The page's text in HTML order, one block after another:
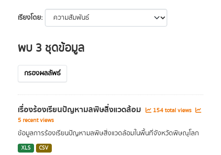
เรียงโดย
พบ 3 ชุดข้อมูล
กรองผลลัพธ์
เรื่องร้องเรียนปัญหามลพิษสิ่งแวดล้อม
154 total views
5 recent views
ข้อมูลการร้องเรียนปัญหามลพิษสิ่งแวดล้อมในพื้นที่จังหวัดพิษณุโลก
XLS CSV